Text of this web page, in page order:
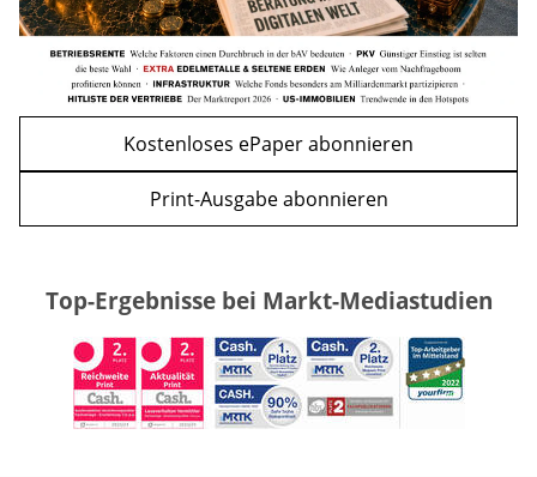
Kostenloses ePaper abonnieren
Print-Ausgabe abonnieren
Top-Ergebnisse bei Markt-Mediastudien